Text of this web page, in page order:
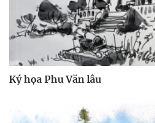
Ký họa Phu Văn lâu